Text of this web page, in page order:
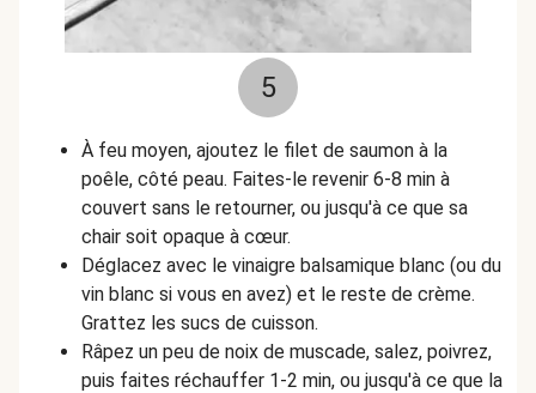
5
À feu moyen, ajoutez le filet de saumon à la
poêle, côté peau. Faites-le revenir 6-8 min à
couvert sans le retourner, ou jusqu'à ce que sa
chair soit opaque à cœur.
Déglacez avec le vinaigre balsamique blanc (ou du
vin blanc si vous en avez) et le reste de crème.
Grattez les sucs de cuisson.
Râpez un peu de noix de muscade, salez, poivrez,
puis faites réchauffer 1-2 min, ou jusqu'à ce que la